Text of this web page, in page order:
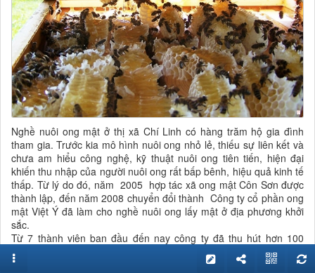
Nghề nuôi ong mật ở thị xã Chí Linh có hàng trăm hộ gia đình
tham gia. Trước kia mô hình nuôi ong nhỏ lẻ, thiếu sự liên kết và
chưa am hiểu công nghệ, kỹ thuật nuôi ong tiên tiến, hiện đại
khiến thu nhập của người nuôi ong rất bấp bênh, hiệu quả kinh tế
thấp. Từ lý do đó, năm 2005 hợp tác xã ong mật Côn Sơn được
thành lập, đến năm 2008 chuyển đổi thành Công ty cổ phần ong
mật Việt Ý đã làm cho nghề nuôi ong lấy mật ở địa phương khởi
sắc.
Từ 7 thành viên ban đầu đến nay công ty đã thu hút hơn 100
thành viên vệ tinh. Hiện tại công ty có hơn 500 đàn ong, trong đó
có 250 đàn ong ngoại và 300 đàn ong nội. Mỗi năm cho thu